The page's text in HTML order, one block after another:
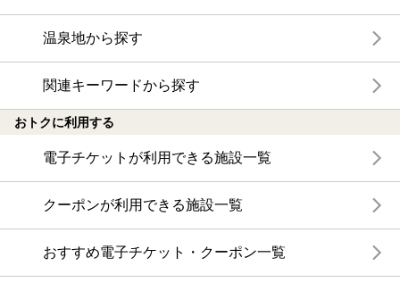
温泉地から探す
関連キーワードから探す
おトクに利用する
電子チケットが利用できる施設一覧
クーポンが利用できる施設一覧
おすすめ電子チケット・クーポン一覧